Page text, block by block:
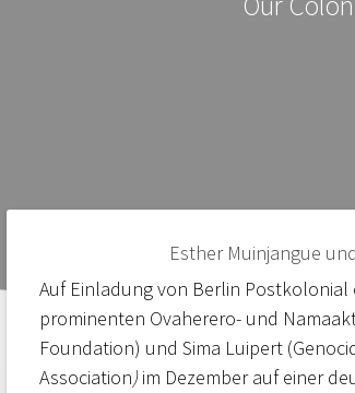
Esther Muinjangue
Auf Einladung von Berlin
prominenten Ovaherero- und
Foundation) und Sima Luipert
Association)im Dezember auf einer